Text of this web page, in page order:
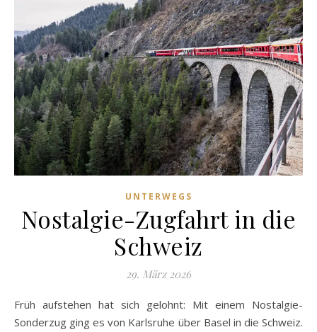
UNTERWEGS
Nostalgie-Zugfahrt in die
Schweiz
29. März 2026
Früh aufstehen hat sich gelohnt: Mit einem Nostalgie-
Sonderzug ging es von Karlsruhe über Basel in die Schweiz.